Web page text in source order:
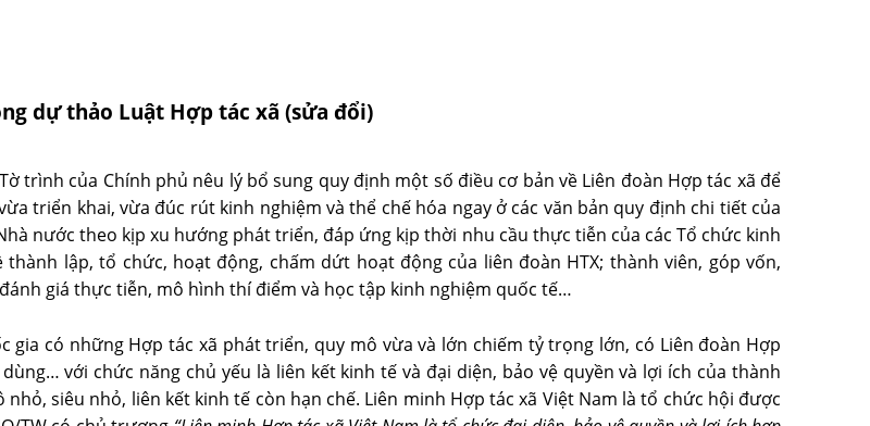
dự thảo Luật Hợp tác xã (sửa đổi)
trình của Chính phủ nêu lý bổ sung quy định một số điều cơ bản về Liên đoàn Hợp tác xã để
triển khai, vừa đúc rút kinh nghiệm và thể chế hóa ngay ở các văn bản quy định chi tiết của
nước theo kịp xu hướng phát triển, đáp ứng kịp thời nhu cầu thực tiễn của các Tổ chức kinh
lập, tổ chức, hoạt động, chấm dứt hoạt động của liên đoàn HTX; thành viên, góp vốn,
giá thực tiễn, mô hình thí điểm và học tập kinh nghiệm quốc tế…
gia có những Hợp tác xã phát triển, quy mô vừa và lớn chiếm tỷ trọng lớn, có Liên đoàn Hợp
với chức năng chủ yếu là liên kết kinh tế và đại diện, bảo vệ quyền và lợi ích của thành
siêu nhỏ, liên kết kinh tế còn hạn chế. Liên minh Hợp tác xã Việt Nam là tổ chức hội được